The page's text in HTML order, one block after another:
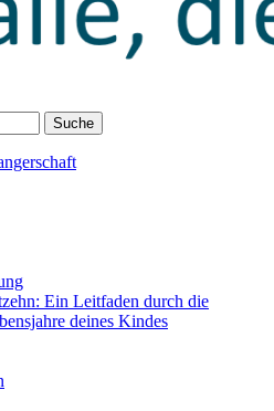
Ein Leitfaden durch die
deines Kindes